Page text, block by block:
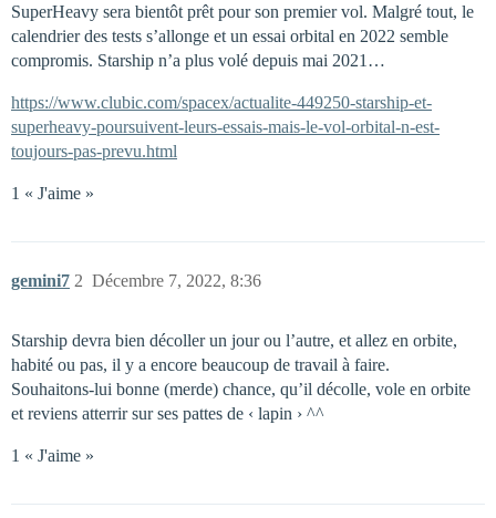
SuperHeavy sera bientôt prêt pour son premier vol. Malgré tout, le
calendrier des tests s’allonge et un essai orbital en 2022 semble
compromis. Starship n’a plus volé depuis mai 2021…
https://www.clubic.com/spacex/actualite-449250-starship-et-
superheavy-poursuivent-leurs-essais-mais-le-vol-orbital-n-est-
toujours-pas-prevu.html
1 « J'aime »
gemini7 Décembre 7, 2022, 8:36
2
Starship devra bien décoller un jour ou l’autre, et allez en orbite,
habité ou pas, il y a encore beaucoup de travail à faire.
Souhaitons-lui bonne (merde) chance, qu’il décolle, vole en orbite
et reviens atterrir sur ses pattes de ‹ lapin › ^^
1 « J'aime »